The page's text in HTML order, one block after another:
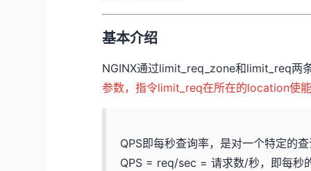
基本介绍
NGINX通过limit_req_zone和limit_req两
参数，指令limit_req在所在的location使
QPS即每秒查询率，是对一个特定的
QPS = req/sec = 请求数/秒，即每秒